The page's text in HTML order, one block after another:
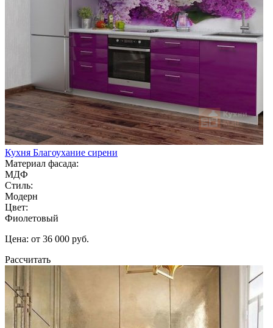
Кухня Благоухание сирени
Материал фасада:
МДФ
Стиль:
Модерн
Цвет:
Фиолетовый
Цена: от 36 000 руб.
Рассчитать